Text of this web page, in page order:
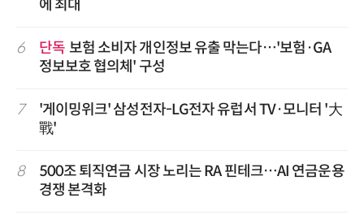
에 최대
6 단독 보험 소비자 개인정보 유출 막는다…'보험·GA
정보보호 협의체' 구성
7
'게이밍위크' 삼성전자-LG전자 유럽서 TV·모니터 '大
戰'
8
500조 퇴직연금 시장 노리는 RA 핀테크…AI 연금운용
경쟁 본격화